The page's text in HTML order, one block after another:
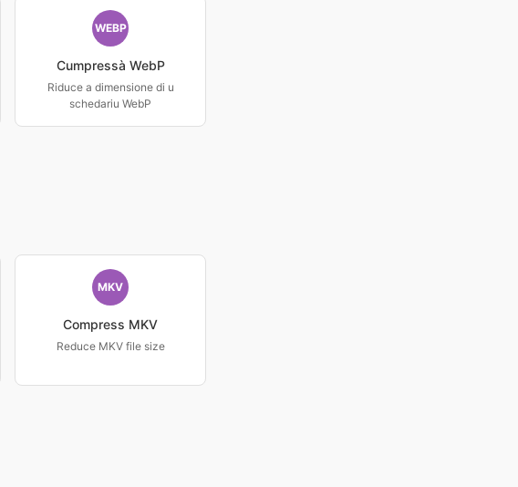
WEBP
Cumpressà WebP
Riduce a dimensione di u
schedariu WebP
MKV
Compress MKV
Reduce MKV file size